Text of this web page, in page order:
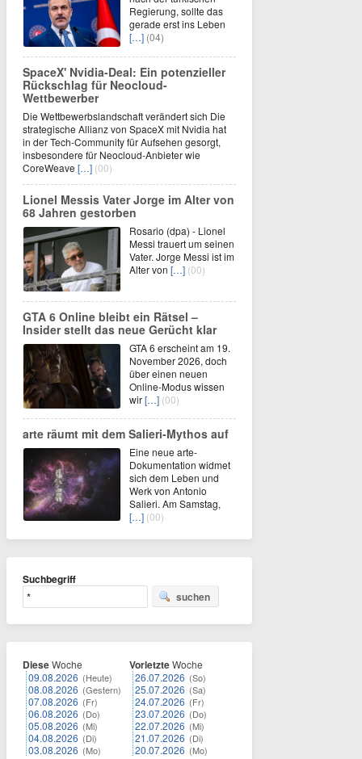
Regierung, sollte das
gerade erst ins Leben
[…] (04)
SpaceX' Nvidia-Deal: Ein potenzieller
Rückschlag für Neocloud-
Wettbewerber
Die Wettbewerbslandschaft verändert sich Die
strategische Allianz von SpaceX mit Nvidia hat
in der Tech-Community für Aufsehen gesorgt,
insbesondere für Neocloud-Anbieter wie
CoreWeave […] (00)
Lionel Messis Vater Jorge im Alter von
68 Jahren gestorben
Rosario (dpa) - Lionel
Messi trauert um seinen
Vater. Jorge Messi ist im
Alter von […] (00)
GTA 6 Online bleibt ein Rätsel –
Insider stellt das neue Gerücht klar
GTA 6 erscheint am 19.
November 2026, doch
über einen neuen
Online-Modus wissen
wir[…] (00)
arte räumt mit dem Salieri-Mythos auf
Eine neue arte-
Dokumentation widmet
sich dem Leben und
Werk von Antonio
Salieri. Am Samstag,
[…] (00)
Suchbegriff
suchen
DieseWoche
09.08.2026 (Heute)
08.08.2026 (Gestern)
07.08.2026 (Fr)
06.08.2026 (Do)
05.08.2026 (Mi)
04.08.2026 (Di)
03.08.2026 (Mo)
VorletzteWoche
26.07.2026 (So)
25.07.2026 (Sa)
24.07.2026 (Fr)
23.07.2026 (Do)
22.07.2026 (Mi)
21.07.2026 (Di)
20.07.2026 (Mo)